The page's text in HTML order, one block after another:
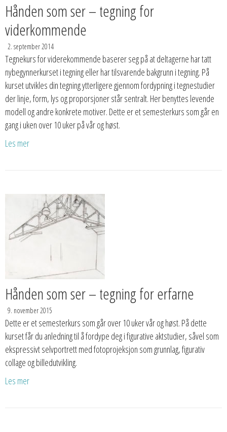
Hånden som ser – tegning for
viderkommende
2. september 2014
Tegnekurs for viderekommende baserer seg på at deltagerne har tatt
nybegynnerkurset i tegning eller har tilsvarende bakgrunn i tegning. På
kurset utvikles din tegning ytterligere gjennom fordypning i tegnestudier
der linje, form, lys og proporsjoner står sentralt. Her benyttes levende
modell og andre konkrete motiver. Dette er et semesterkurs som går en
gang i uken over 10 uker på vår og høst.
Les mer
Hånden som ser – tegning for erfarne
9. november 2015
Dette er et semesterkurs som går over 10 uker vår og høst. På dette
kurset får du anledning til å fordype deg i figurative aktstudier, såvel som
ekspressivt selvportrett med fotoprojeksjon som grunnlag, figurativ
collage og billedutvikling.
Les mer